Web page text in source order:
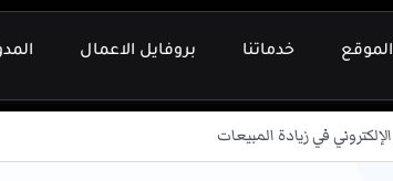
الموقع خدماتنا بروفايل الاعمال
في زيادة المبيعات